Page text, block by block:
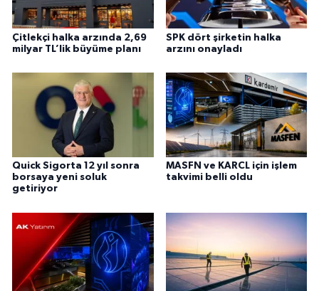
Çitlekçi halka arzında 2,69
milyar TL’lik büyüme planı
SPK dört şirketin halka
arzını onayladı
Quick Sigorta 12 yıl sonra
borsaya yeni soluk
getiriyor
MASFN ve KARCL için işlem
takvimi belli oldu